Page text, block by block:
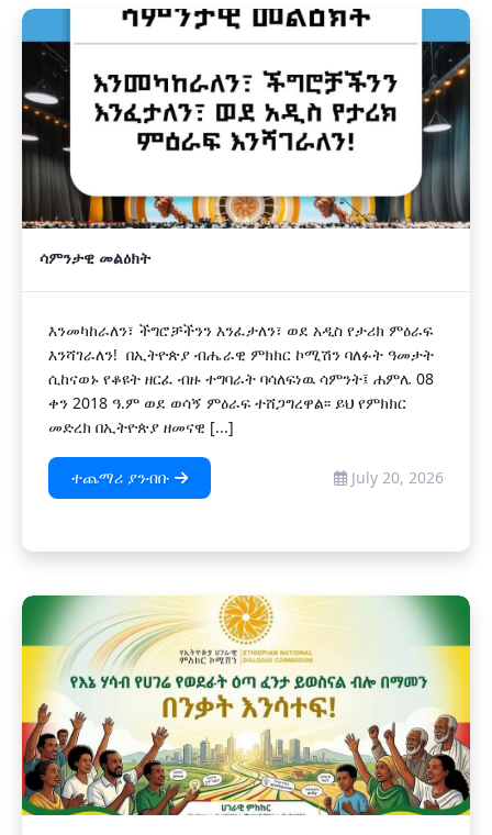
ሳምንታዊ መልዕክት
እንመካከራለን፣ ችግሮቻችንን እንፈታለን፣ ወደ አዲስ የታሪክ ምዕራፍ
እንሻገራለን! በኢትዮጵያ ብሔራዊ ምክክር ኮሚሽን ባለፉት ዓመታት
ሲከናወኑ የቆዩት ዘርፈ ብዙ ተግባራት ባሳለፍነዉ ሳምንት፤ ሐምሌ 08
ቀን 2018 ዓ.ም ወደ ወሳኝ ምዕራፍ ተሸጋግረዋል፡፡ ይህ የምክክር
መድረክ በኢትዮጵያ ዘመናዊ [...]
ተጨማሪ ያንብቡ July 20, 2026